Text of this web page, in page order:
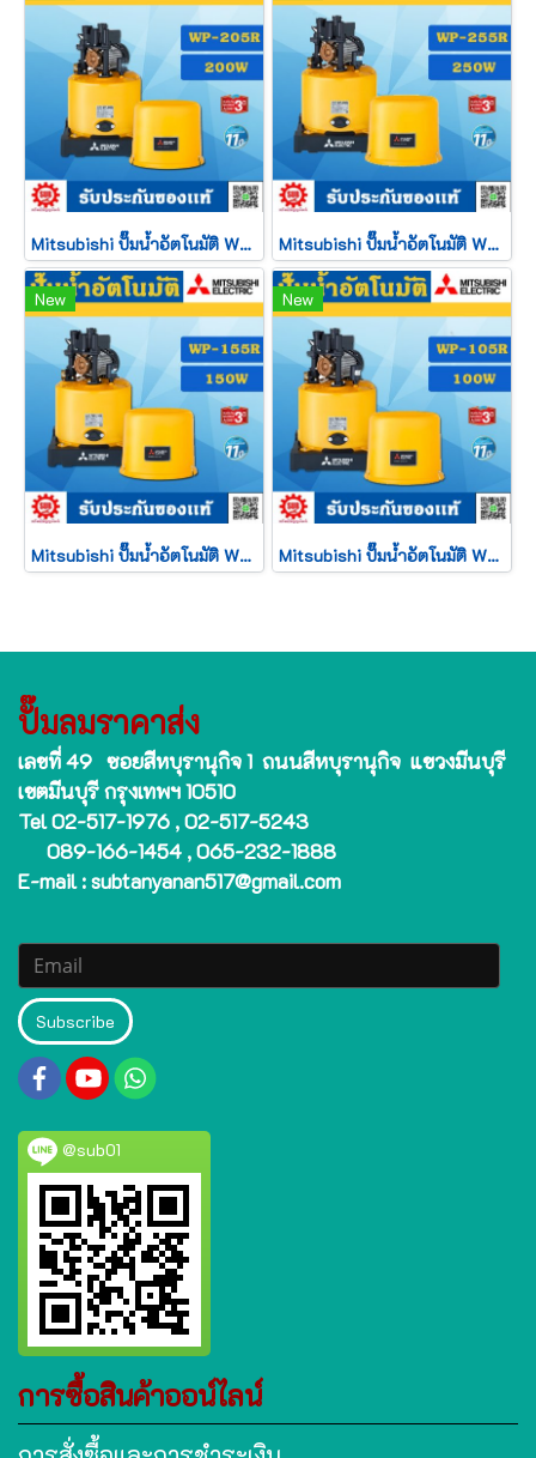
Mitsubishi ปั๊มน้ำอัตโนมัติ WP - 205 R2 Mitsubishi ปั๊มน้ำอัตโนมัติ WP - 255 R2
New
Mitsubishi ปั๊มน้ำอัตโนมัติ WP - 155 R2
New
Mitsubishi ปั๊มน้ำอัตโนมัติ WP - 105 R2
ปั๊มลมราคาส่ง
เลขที่ 49 ซอยสีหบุรานุกิจ 1 ถนนสีหบุรานุกิจ แขวงมีนบุรี
เขตมีนบุรี กรุงเทพฯ 10510
Tel 02-517-1976 , 02-517-5243
089-166-1454 , 065-232-1888
E-mail : subtanyanan517@gmail.com
Subscribe
@sub01
การซื้อสินค้าออน์ไลน์